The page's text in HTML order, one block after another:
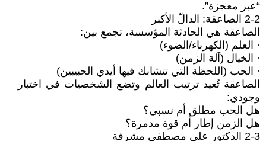
“عبر معجزة”.
2-2 الصاعقة: الدالّ الأكبر
الصاعقة هي الحادثة المؤسسة، تجمع بين:
· العلم (الكهرباء/الضوء)
· الخيال (آلة الزمن)
· الحب (اللحظة التي تتشابك فيها أيدي الحبيبين)
الصاعقة تُعيد ترتيب العالم وتضع الشخصيات في اختبار
وجودي:
هل الحب مطلق أم نسبي؟
هل الزمن إطار أم قوة مدمرة؟
2-3 الدكتور علي مصطفى مشرفة